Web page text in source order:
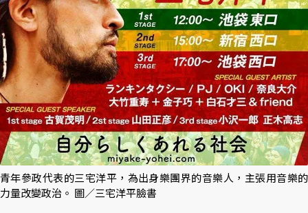
青年參政代表的三宅洋平，為出身樂團界的音樂人，主張用音樂的
力量改變政治。 圖／三宅洋平臉書